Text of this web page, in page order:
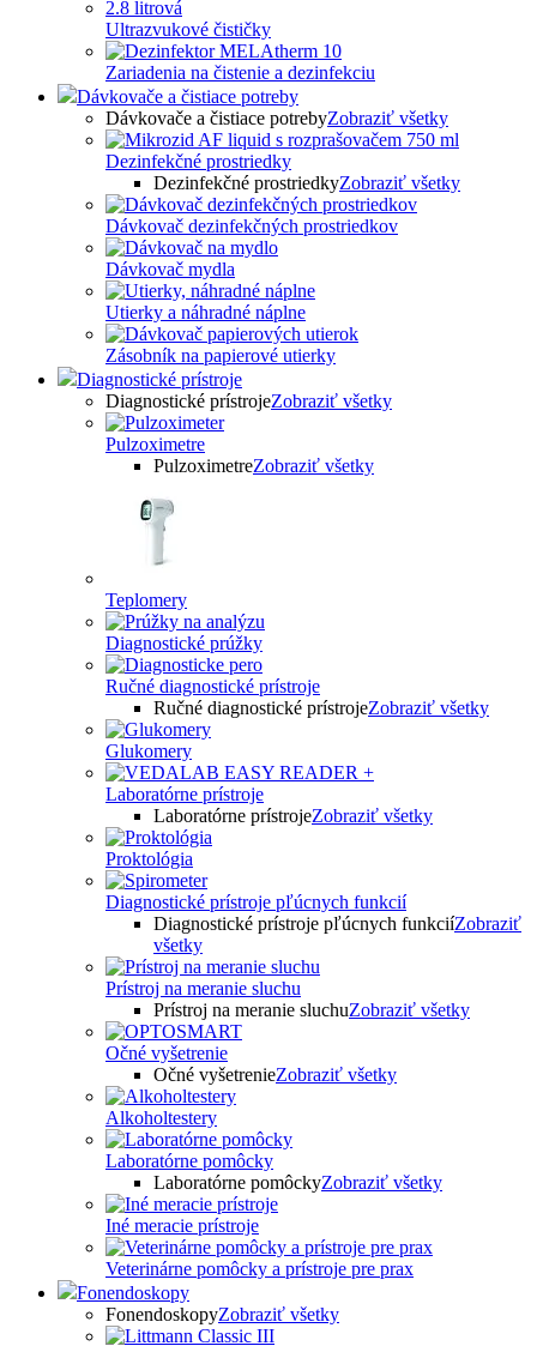
Ultrazvukové čističky
Zariadenia na čistenie a dezinfekciu
Dávkovače a čistiace potreby
Dávkovače a čistiace potrebyZobraziť všetky
Dezinfekčné prostriedky
Dezinfekčné prostriedkyZobraziť všetky
Dávkovač dezinfekčných prostriedkov
Dávkovač mydla
Utierky a náhradné náplne
Zásobník na papierové utierky
Diagnostické prístroje
Diagnostické prístrojeZobraziť všetky
Pulzoximetre
PulzoximetreZobraziť všetky
Teplomery
Diagnostické prúžky
Ručné diagnostické prístroje
Ručné diagnostické prístrojeZobraziť všetky
Glukomery
Laboratórne prístroje
Laboratórne prístrojeZobraziť všetky
Proktológia
Diagnostické prístroje pľúcnych funkcií
Diagnostické prístroje pľúcnych funkciíZobraziť
všetky
Prístroj na meranie sluchu
Prístroj na meranie sluchuZobraziť všetky
Očné vyšetrenie
Očné vyšetrenieZobraziť všetky
Alkoholtestery
Laboratórne pomôcky
Laboratórne pomôckyZobraziť všetky
Iné meracie prístroje
Veterinárne pomôcky a prístroje pre prax
Fonendoskopy
FonendoskopyZobraziť všetky